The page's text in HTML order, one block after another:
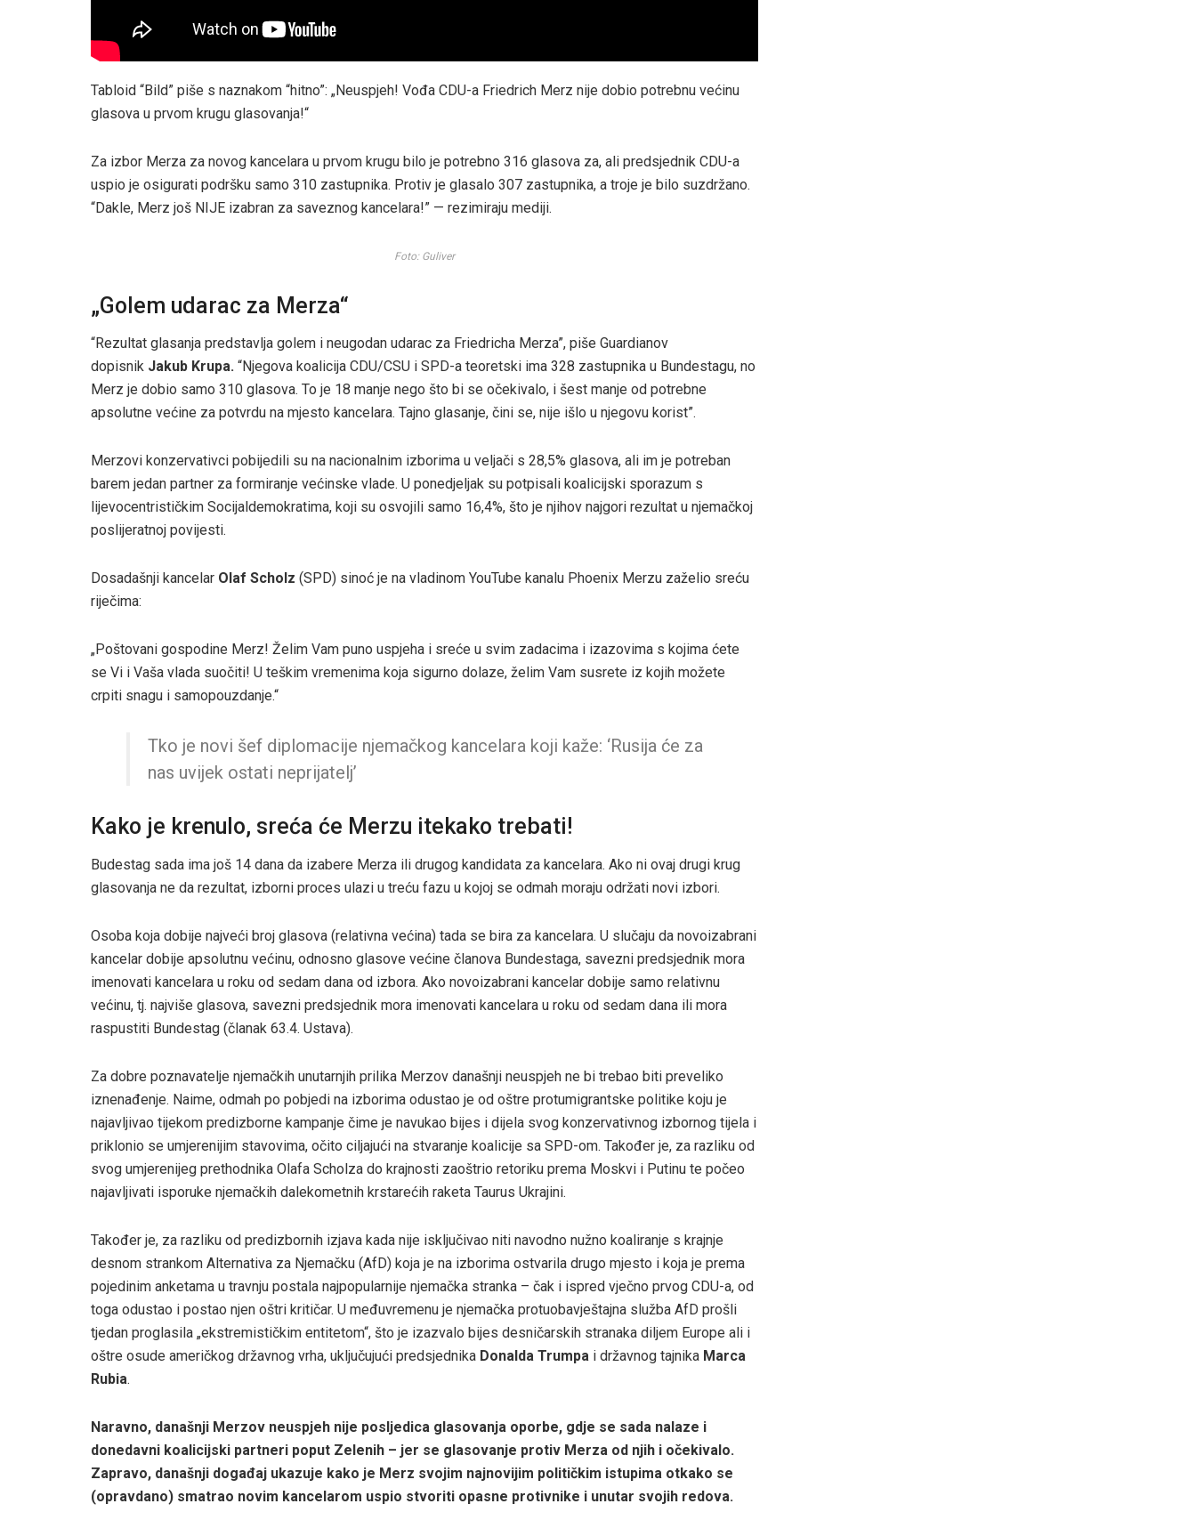
Tabloid “Bild” piše s naznakom “hitno”: „Neuspjeh! Vođa CDU-a Friedrich Merz nije dobio potrebnu većinu
glasova u prvom krugu glasovanja!“
Za izbor Merza za novog kancelara u prvom krugu bilo je potrebno 316 glasova za, ali predsjednik CDU-a
uspio je osigurati podršku samo 310 zastupnika. Protiv je glasalo 307 zastupnika, a troje je bilo suzdržano.
“Dakle, Merz još NIJE izabran za saveznog kancelara!” — rezimiraju mediji.
Foto: Guliver
„Golem udarac za Merza“
“Rezultat glasanja predstavlja golem i neugodan udarac za Friedricha Merza”, piše Guardianov
dopisnik Jakub Krupa. “Njegova koalicija CDU/CSU i SPD-a teoretski ima 328 zastupnika u Bundestagu, no
Merz je dobio samo 310 glasova. To je 18 manje nego što bi se očekivalo, i šest manje od potrebne
apsolutne većine za potvrdu na mjesto kancelara. Tajno glasanje, čini se, nije išlo u njegovu korist”.
Merzovi konzervativci pobijedili su na nacionalnim izborima u veljači s 28,5% glasova, ali im je potreban
barem jedan partner za formiranje većinske vlade. U ponedjeljak su potpisali koalicijski sporazum s
lijevocentrističkim Socijaldemokratima, koji su osvojili samo 16,4%, što je njihov najgori rezultat u njemačkoj
poslijeratnoj povijesti.
Dosadašnji kancelar Olaf Scholz (SPD) sinoć je na vladinom YouTube kanalu Phoenix Merzu zaželio sreću
riječima:
„Poštovani gospodine Merz! Želim Vam puno uspjeha i sreće u svim zadacima i izazovima s kojima ćete
se Vi i Vaša vlada suočiti! U teškim vremenima koja sigurno dolaze, želim Vam susrete iz kojih možete
crpiti snagu i samopouzdanje.“
Tko je novi šef diplomacije njemačkog kancelara koji kaže: ‘Rusija će za
nas uvijek ostati neprijatelj’
Kako je krenulo, sreća će Merzu itekako trebati!
Budestag sada ima još 14 dana da izabere Merza ili drugog kandidata za kancelara. Ako ni ovaj drugi krug
glasovanja ne da rezultat, izborni proces ulazi u treću fazu u kojoj se odmah moraju održati novi izbori.
Osoba koja dobije najveći broj glasova (relativna većina) tada se bira za kancelara. U slučaju da novoizabrani
kancelar dobije apsolutnu većinu, odnosno glasove većine članova Bundestaga, savezni predsjednik mora
imenovati kancelara u roku od sedam dana od izbora. Ako novoizabrani kancelar dobije samo relativnu
većinu, tj. najviše glasova, savezni predsjednik mora imenovati kancelara u roku od sedam dana ili mora
raspustiti Bundestag (članak 63.4. Ustava).
Za dobre poznavatelje njemačkih unutarnjih prilika Merzov današnji neuspjeh ne bi trebao biti preveliko
iznenađenje. Naime, odmah po pobjedi na izborima odustao je od oštre protumigrantske politike koju je
najavljivao tijekom predizborne kampanje čime je navukao bijes i dijela svog konzervativnog izbornog tijela i
priklonio se umjerenijim stavovima, očito ciljajući na stvaranje koalicije sa SPD-om. Također je, za razliku od
svog umjerenijeg prethodnika Olafa Scholza do krajnosti zaoštrio retoriku prema Moskvi i Putinu te počeo
najavljivati isporuke njemačkih dalekometnih krstarećih raketa Taurus Ukrajini.
Također je, za razliku od predizbornih izjava kada nije isključivao niti navodno nužno koaliranje s krajnje
desnom strankom Alternativa za Njemačku (AfD) koja je na izborima ostvarila drugo mjesto i koja je prema
pojedinim anketama u travnju postala najpopularnije njemačka stranka – čak i ispred vječno prvog CDU-a, od
toga odustao i postao njen oštri kritičar. U međuvremenu je njemačka protuobavještajna služba AfD prošli
tjedan proglasila „ekstremističkim entitetom“, što je izazvalo bijes desničarskih stranaka diljem Europe ali i
oštre osude američkog državnog vrha, uključujući predsjednika Donalda Trumpa i državnog tajnika Marca
Rubia.
Naravno, današnji Merzov neuspjeh nije posljedica glasovanja oporbe, gdje se sada nalaze i
donedavni koalicijski partneri poput Zelenih – jer se glasovanje protiv Merza od njih i očekivalo.
Zapravo, današnji događaj ukazuje kako je Merz svojim najnovijim političkim istupima otkako se
(opravdano) smatrao novim kancelarom uspio stvoriti opasne protivnike i unutar svojih redova.